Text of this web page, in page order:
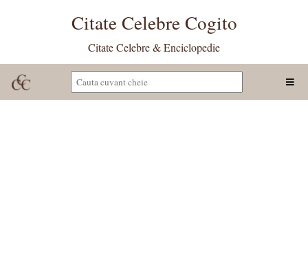
Citate Celebre Cogito
Citate Celebre & Enciclopedie